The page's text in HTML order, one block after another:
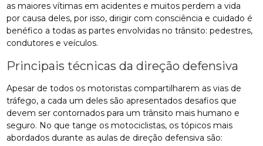
as maiores vítimas em acidentes e muitos perdem a vida
por causa deles, por isso, dirigir com consciência e cuidado é
benéfico a todas as partes envolvidas no trânsito: pedestres,
condutores e veículos.
Principais técnicas da direção defensiva
Apesar de todos os motoristas compartilharem as vias de
tráfego, a cada um deles são apresentados desafios que
devem ser contornados para um trânsito mais humano e
seguro. No que tange os motociclistas, os tópicos mais
abordados durante as aulas de direção defensiva são: